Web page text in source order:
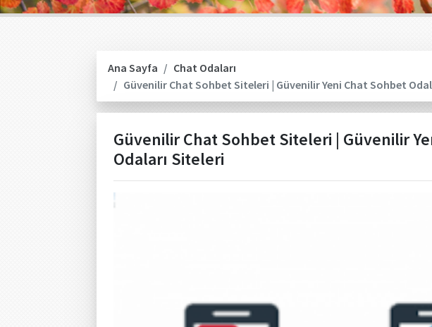
Ana Sayfa
Chat Odaları
Güvenilir Chat Sohbet Siteleri | Güvenilir Yeni Chat Sohbet
Güvenilir Chat Sohbet Siteleri | Güvenilir
Odaları Siteleri